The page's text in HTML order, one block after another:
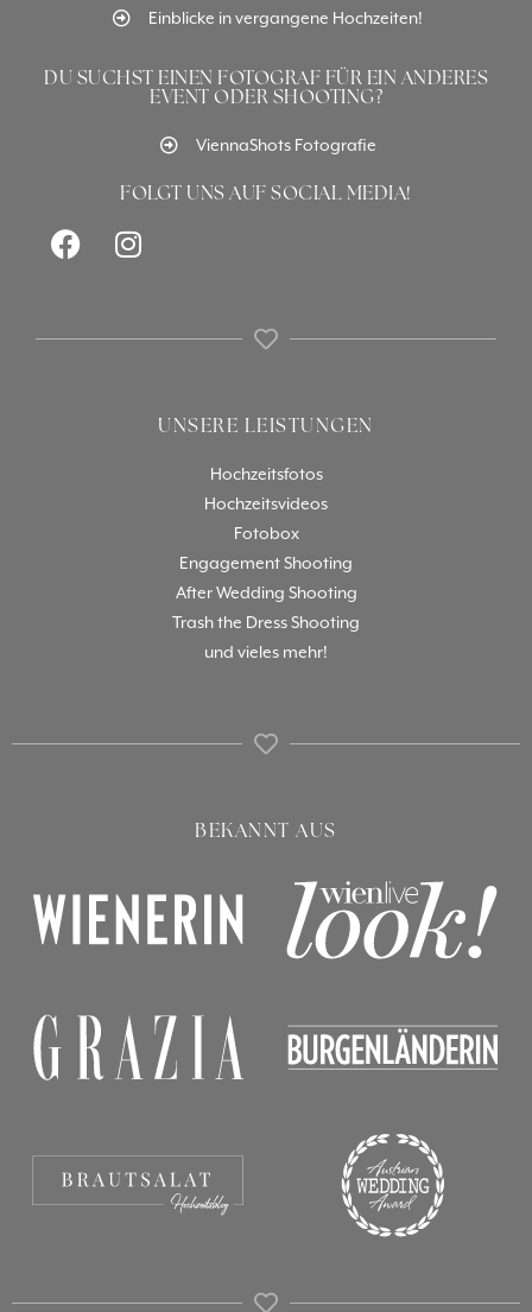
Einblicke in vergangene Hochzeiten!
DU SUCHST EINEN FOTOGRAF FÜR EIN ANDERES
EVENT ODER SHOOTING?
ViennaShots Fotografie
FOLGT UNS AUF SOCIAL MEDIA!
UNSERE LEISTUNGEN
Hochzeitsfotos
Hochzeitsvideos
Fotobox
Engagement Shooting
After Wedding Shooting
Trash the Dress Shooting
und vieles mehr!
BEKANNT AUS